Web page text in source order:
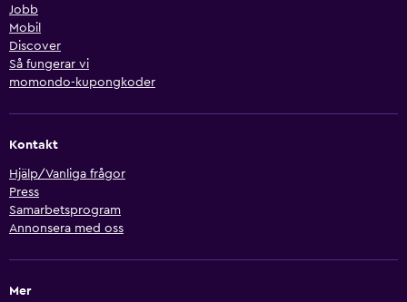
Jobb
Mobil
Discover
Så fungerar vi
momondo-kupongkoder
Kontakt
Hjälp/Vanliga frågor
Press
Samarbetsprogram
Annonsera med oss
Mer